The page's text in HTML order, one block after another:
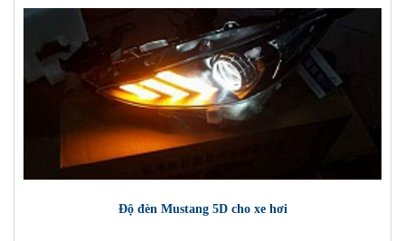
Độ đèn Mustang 5D cho xe hơi